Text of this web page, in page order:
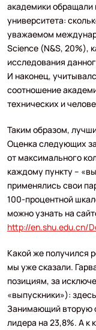
академики обращали
университета:
уважаемом
Science (N&S, 20%),
исследования
И наконец,
соотношение
технических и
Таким образом,
Оценка следующих
от максимального
каждому пункту –
применялись свои
100-процентной
можно узнать на
http://en.shu.edu.cn/
Какой же получился
мы уже сказали.
позициям, за
«выпускники»):
Занимающий вторую
лидера на 23,8%. А к